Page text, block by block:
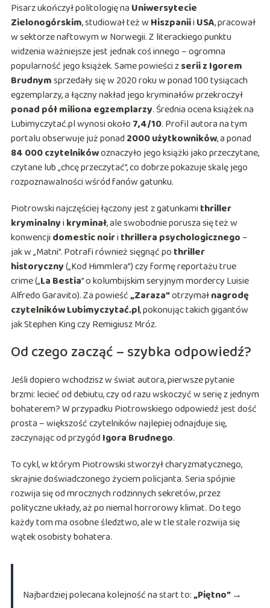
Pisarz ukończył politologię na Uniwersytecie
Zielonogórskim, studiował też w Hiszpaniii USA, pracował
w sektorze naftowym w Norwegii. Z literackiego punktu
widzenia ważniejsze jest jednak coś innego – ogromna
popularność jego książek. Same powieści zserii z Igorem
Brudnymsprzedały się w 2020 roku w ponad 100 tysiącach
egzemplarzy, a łączny nakład jego kryminałów przekroczył
ponad pół miliona egzemplarzy. Średnia ocena książek na
Lubimyczytać.pl wynosi około 7,4/10. Profil autora na tym
portalu obserwuje już ponad 2000 użytkowników, a ponad
84 000 czytelnikówoznaczyło jego książki jako przeczytane,
czytane lub „chcę przeczytać”, co dobrze pokazuje skalę jego
rozpoznawalności wśród fanów gatunku.
Piotrowski najczęściej łączony jest z gatunkami thriller
kryminalnyi kryminał, ale swobodnie porusza się też w
konwencji domestic noiri thrillera psychologicznego –
jak w „Matni”. Potrafi również sięgnąć po thriller
historyczny(„Kod Himmlera”) czy formę reportażu true
crime („La Bestia” o kolumbijskim seryjnym mordercy Luisie
Alfredo Garavito). Za powieść„Zaraza”otrzymałnagrodę
czytelników Lubimyczytać.pl, pokonując takich gigantów
jak Stephen King czy Remigiusz Mróz.
Od czego zacząć – szybka odpowiedź?
Jeśli dopiero wchodzisz w świat autora, pierwsze pytanie
brzmi: lecieć od debiutu, czy od razu wskoczyć w serię z jednym
bohaterem? W przypadku Piotrowskiego odpowiedź jest dość
prosta – większość czytelników najlepiej odnajduje się,
zaczynając od przygód Igora Brudnego.
To cykl, w którym Piotrowski stworzył charyzmatycznego,
skrajnie doświadczonego życiem policjanta. Seria spójnie
rozwija się od mrocznych rodzinnych sekretów, przez
polityczne układy, aż po niemal horrorowy klimat. Do tego
każdy tom ma osobne śledztwo, ale w tle stale rozwija się
wątek osobisty bohatera.
Najbardziej polecana kolejność na start to:„Piętno” →